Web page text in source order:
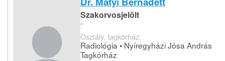
Szakorvosjelölt
-
Osztály, tagkórház:
Radiológia • Nyíregyházi Jósa András
Tagkórház